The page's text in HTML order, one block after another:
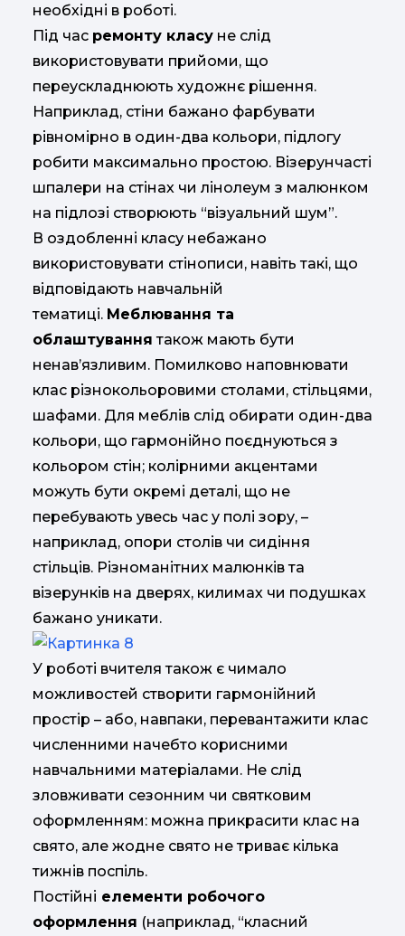
необхідні в роботі.
Під час ремонту класу не слід
використовувати прийоми, що
переускладнюють художнє рішення.
Наприклад, стіни бажано фарбувати
рівномірно в один-два кольори, підлогу
робити максимально простою. Візерунчасті
шпалери на стінах чи лінолеум з малюнком
на підлозі створюють “візуальний шум”.
В оздобленні класу небажано
використовувати стінописи, навіть такі, що
відповідають навчальній
тематиці. Меблювання та
облаштування також мають бути
ненав’язливим. Помилково наповнювати
клас різнокольоровими столами, стільцями,
шафами. Для меблів слід обирати один-два
кольори, що гармонійно поєднуються з
кольором стін; колірними акцентами
можуть бути окремі деталі, що не
перебувають увесь час у полі зору, –
наприклад, опори столів чи сидіння
стільців. Різноманітних малюнків та
візерунків на дверях, килимах чи подушках
бажано уникати.
У роботі вчителя також є чимало
можливостей створити гармонійний
простір – або, навпаки, перевантажити клас
численними начебто корисними
навчальними матеріалами. Не слід
зловживати сезонним чи святковим
оформленням: можна прикрасити клас на
свято, але жодне свято не триває кілька
тижнів поспіль.
Постійні елементи робочого
оформлення (наприклад, “класний